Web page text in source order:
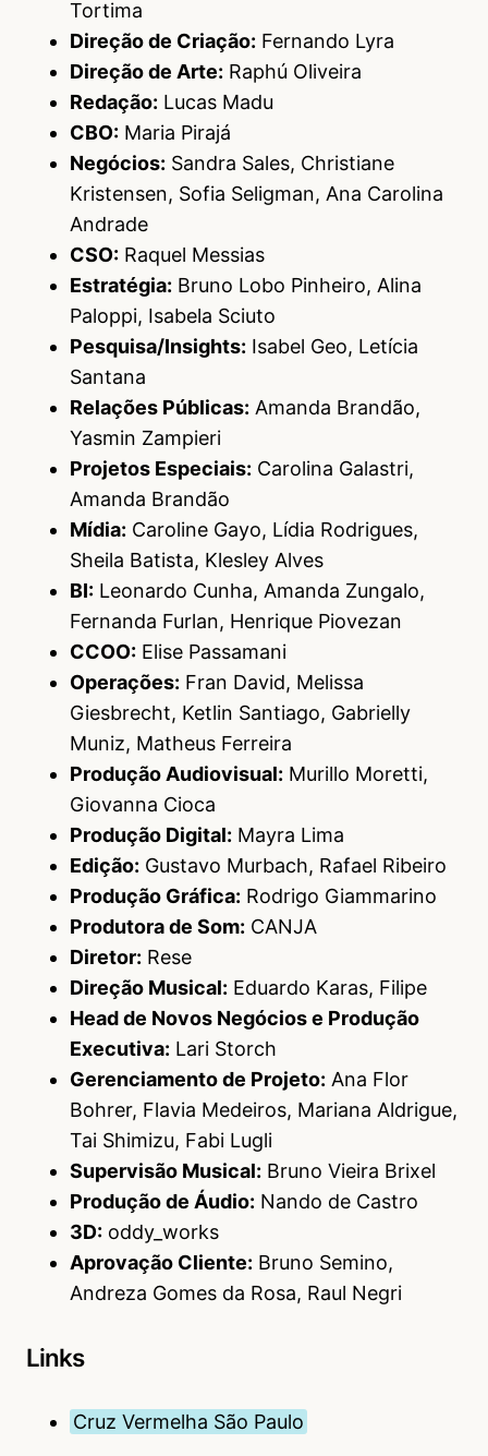
Tortima
Direção de Criação: Fernando Lyra
Direção de Arte: Raphú Oliveira
Redação: Lucas Madu
CBO: Maria Pirajá
Negócios: Sandra Sales, Christiane
Kristensen, Sofia Seligman, Ana Carolina
Andrade
CSO: Raquel Messias
Estratégia: Bruno Lobo Pinheiro, Alina
Paloppi, Isabela Sciuto
Pesquisa/Insights: Isabel Geo, Letícia
Santana
Relações Públicas: Amanda Brandão,
Yasmin Zampieri
Projetos Especiais: Carolina Galastri,
Amanda Brandão
Mídia: Caroline Gayo, Lídia Rodrigues,
Sheila Batista, Klesley Alves
BI: Leonardo Cunha, Amanda Zungalo,
Fernanda Furlan, Henrique Piovezan
CCOO: Elise Passamani
Operações: Fran David, Melissa
Giesbrecht, Ketlin Santiago, Gabrielly
Muniz, Matheus Ferreira
Produção Audiovisual: Murillo Moretti,
Giovanna Cioca
Produção Digital: Mayra Lima
Edição: Gustavo Murbach, Rafael Ribeiro
Produção Gráfica: Rodrigo Giammarino
Produtora de Som: CANJA
Diretor: Rese
Direção Musical: Eduardo Karas, Filipe
Head de Novos Negócios e Produção
Executiva: Lari Storch
Gerenciamento de Projeto: Ana Flor
Bohrer, Flavia Medeiros, Mariana Aldrigue,
Tai Shimizu, Fabi Lugli
Supervisão Musical: Bruno Vieira Brixel
Produção de Áudio: Nando de Castro
3D: oddy_works
Aprovação Cliente: Bruno Semino,
Andreza Gomes da Rosa, Raul Negri
Links
Cruz Vermelha São Paulo